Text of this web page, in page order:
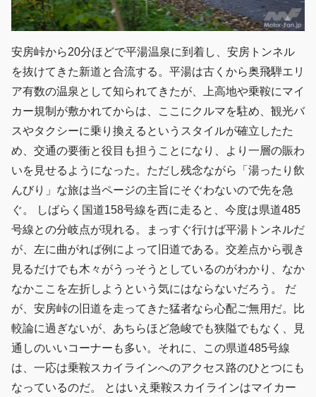
安房峠から20分ほどで平湯温泉に到着し、安房トンネル
を抜けてきた新道と合流する。平湯は古くから奥飛騨エリ
ア有数の温泉として知られてきたが、上高地や乗鞍にマイ
カー規制が敷かれてからは、ここにクルマを駐め、観光バ
スやタクシーに乗り換えるというスタイルが確立したた
め、交通の要衝と役目も担うことになり、より一層の賑わ
いを見せるようになった。ただし残念ながら「湯ったり飲
んびり」な旅は当ページの主旨にそぐわないので先を急
ぐ。 しばらく国道158号線を西に走ると、今度は県道485
号線との分岐点が現れる。まっすぐ行けば平湯トンネルだ
が、左に曲がれば例によって旧道である。交差点から覗き
見るだけでも木々がうっそうとしているのがわかり、なか
なかここを左折しようという気にはならないだろう。 だ
が、安房峠の旧道を走ってきた猛者なら心配ご無用だ。比
較論に過ぎないが、あちらほど急峻でも狭隘でもなく、見
通しのいいコーナーも多い。それに、この県道485号線
は、一応は乗鞍スカイラインへのアクセス路のひとつにも
なっているのだ。 とはいえ乗鞍スカイラインはマイカー